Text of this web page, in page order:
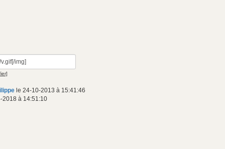
le 24-10-2013 à 15:41:46
2018 à 14:51:10